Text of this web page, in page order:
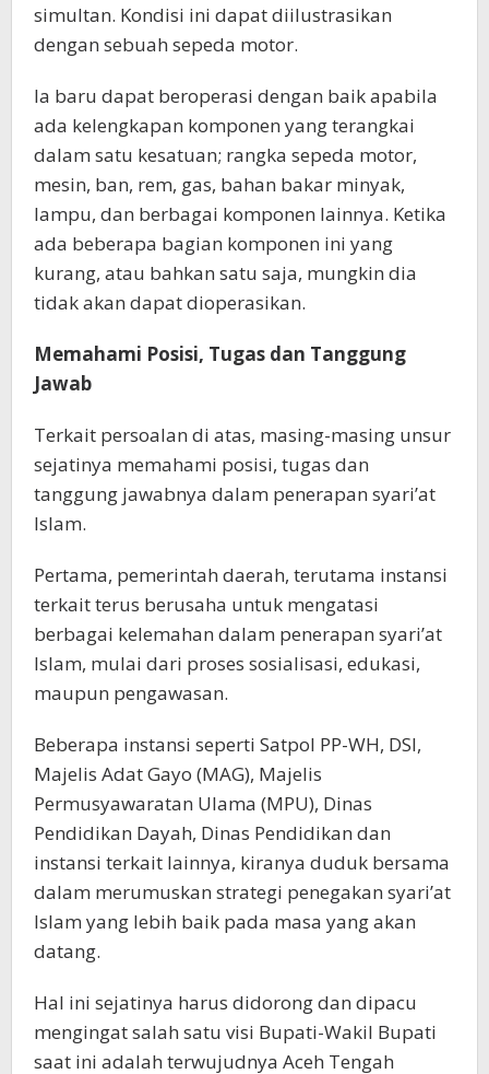
simultan. Kondisi ini dapat diilustrasikan
dengan sebuah sepeda motor.
Ia baru dapat beroperasi dengan baik apabila
ada kelengkapan komponen yang terangkai
dalam satu kesatuan; rangka sepeda motor,
mesin, ban, rem, gas, bahan bakar minyak,
lampu, dan berbagai komponen lainnya. Ketika
ada beberapa bagian komponen ini yang
kurang, atau bahkan satu saja, mungkin dia
tidak akan dapat dioperasikan.
Memahami Posisi, Tugas dan Tanggung
Jawab
Terkait persoalan di atas, masing-masing unsur
sejatinya memahami posisi, tugas dan
tanggung jawabnya dalam penerapan syari’at
Islam.
Pertama, pemerintah daerah, terutama instansi
terkait terus berusaha untuk mengatasi
berbagai kelemahan dalam penerapan syari’at
Islam, mulai dari proses sosialisasi, edukasi,
maupun pengawasan.
Beberapa instansi seperti Satpol PP-WH, DSI,
Majelis Adat Gayo (MAG), Majelis
Permusyawaratan Ulama (MPU), Dinas
Pendidikan Dayah, Dinas Pendidikan dan
instansi terkait lainnya, kiranya duduk bersama
dalam merumuskan strategi penegakan syari’at
Islam yang lebih baik pada masa yang akan
datang.
Hal ini sejatinya harus didorong dan dipacu
mengingat salah satu visi Bupati-Wakil Bupati
saat ini adalah terwujudnya Aceh Tengah